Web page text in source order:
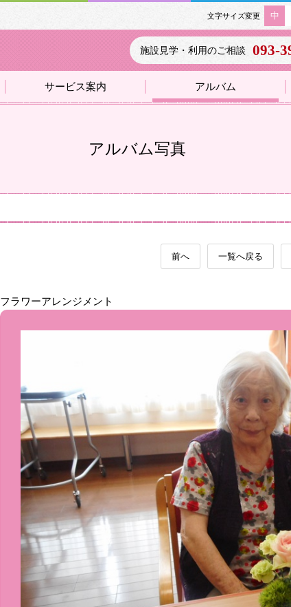
文字サイズ変更 中
施設見学・利用のご相談 093-
サービス案内 アルバム
アルバム写真
前へ 一覧へ戻る
フラワーアレンジメント